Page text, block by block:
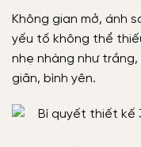
Không gian mở, ánh
yếu tố không thể
nhẹ nhàng như
giãn, bình yên.